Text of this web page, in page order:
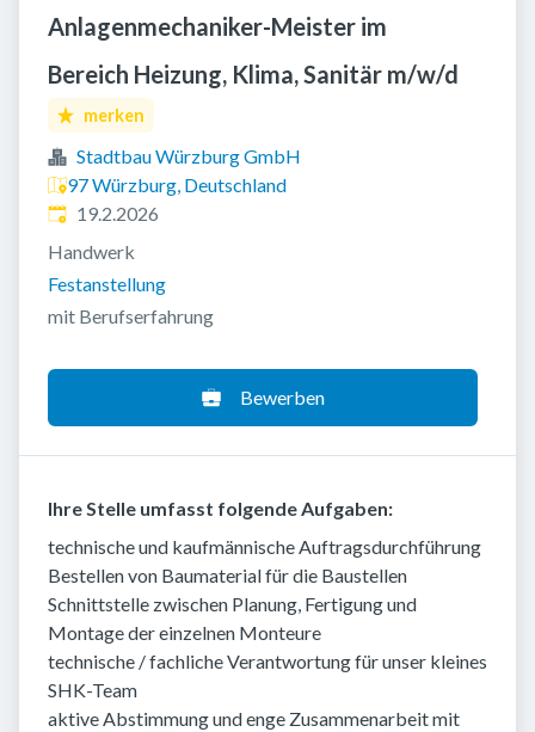
Anlagenmechaniker-Meister im
Bereich Heizung, Klima, Sanitär m/w/d
merken
Stadtbau Würzburg GmbH
97 Würzburg, Deutschland
Veröffentlicht
19.2.2026
Handwerk
Festanstellung
mit Berufserfahrung
Bewerben
Ihre Stelle umfasst folgende Aufgaben:
technische und kaufmännische Auftragsdurchführung
Bestellen von Baumaterial für die Baustellen
Schnittstelle zwischen Planung, Fertigung und
Montage der einzelnen Monteure
technische / fachliche Verantwortung für unser kleines
SHK-Team
aktive Abstimmung und enge Zusammenarbeit mit